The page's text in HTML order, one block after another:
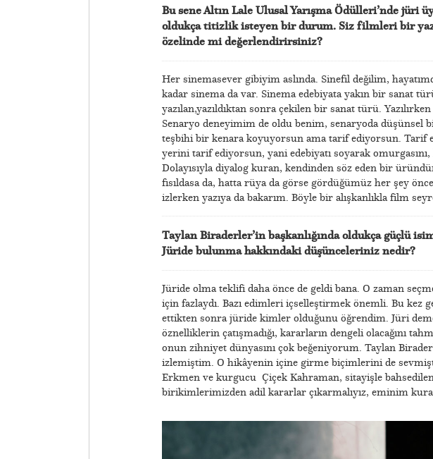
Bu sene Altın Lale Ulusal Yarışma Ödülleri’nde jüri
oldukça titizlik isteyen bir durum. Siz filmleri bir
özelinde mi değerlendirirsiniz?
Her sinemasever gibiyim aslında. Sinefil değilim,
kadar sinema da var. Sinema edebiyata yakın bir sanat
yazılan,yazıldıktan sonra çekilen bir sanat türü.
Senaryo deneyimim de oldu benim, senaryoda
teşbihi bir kenara koyuyorsun ama tarif ediyorsun. Tarif
yerini tarif ediyorsun, yani edebiyatı soyarak omurgasını,
Dolayısıyla diyalog kuran, kendinden söz eden bir
fısıldasa da, hatta rüya da görse gördüğümüz her şey
izlerken yazıya da bakarım. Böyle bir alışkanlıkla film
Taylan Biraderler’in başkanlığında oldukça güçlü
Jüride bulunma hakkındaki düşünceleriniz nedir?
Jüride olma teklifi daha önce de geldi bana. O zaman
için fazlaydı. Bazı edimleri içselleştirmek önemli. Bu kez
ettikten sonra jüride kimler olduğunu öğrendim. Jüri
öznelliklerin çatışmadığı, kararların dengeli olacağını
onun zihniyet dünyasını çok beğeniyorum. Taylan
izlemiştim. O hikâyenin içine girme biçimlerini de
Erkmen ve kurgucu Çiçek Kahraman, sitayişle
birikimlerimizden adil kararlar çıkarmalıyız, eminim